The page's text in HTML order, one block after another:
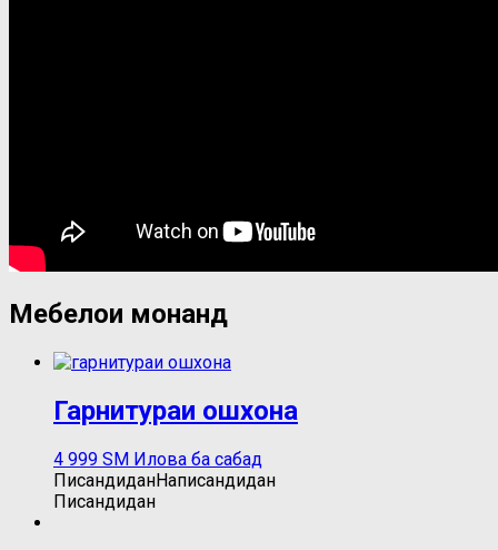
Мебелҳои монанд
Гарнитураи ошхона
4 999 ЅМ Илова ба сабад
ПисандиданНаписандидан
Писандидан